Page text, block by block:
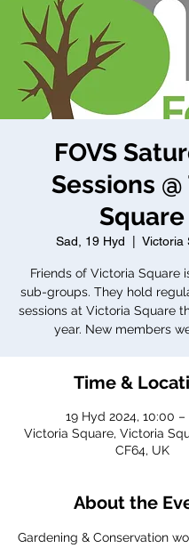
FOVS
Sessions
Square
Sad, 19 Hyd Victoria
Friends of Victoria Square
sub-groups. They hold
sessions at Victoria Square
year. New members
Time &
19 Hyd 2024, 10:00 –
Victoria Square, Victoria
CF64, UK
About the
Gardening & Conservation